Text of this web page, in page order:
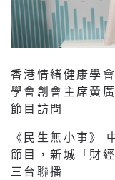
香港情緒健康學
學會創會主席黃
節目訪問
《民生無小事》
節目，新城「財
三台聯播